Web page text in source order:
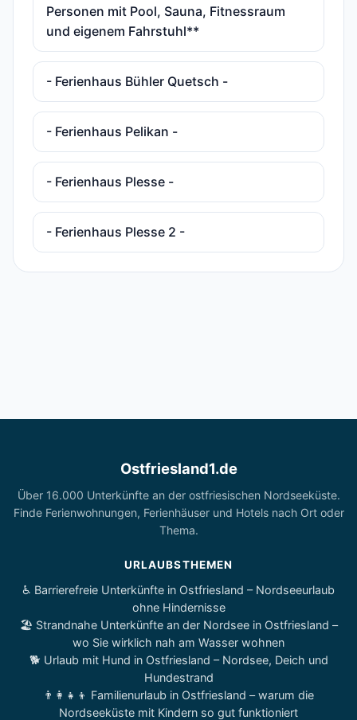
Personen mit Pool, Sauna, Fitnessraum
und eigenem Fahrstuhl**
- Ferienhaus Bühler Quetsch -
- Ferienhaus Pelikan -
- Ferienhaus Plesse -
- Ferienhaus Plesse 2 -
Ostfriesland1.de
Über 16.000 Unterkünfte an der ostfriesischen Nordseeküste.
Finde Ferienwohnungen, Ferienhäuser und Hotels nach Ort oder
Thema.
URLAUBSTHEMEN
♿ Barrierefreie Unterkünfte in Ostfriesland – Nordseeurlaub
ohne Hindernisse
🏖️ Strandnahe Unterkünfte an der Nordsee in Ostfriesland –
wo Sie wirklich nah am Wasser wohnen
🐕 Urlaub mit Hund in Ostfriesland – Nordsee, Deich und
Hundestrand
👨‍👩‍👧‍👦 Familienurlaub in Ostfriesland – warum die
Nordseeküste mit Kindern so gut funktioniert